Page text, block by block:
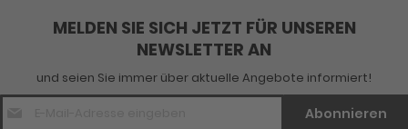
MELDEN SIE SICH JETZT FÜR UNSEREN
NEWSLETTER AN
und seien Sie immer über aktuelle Angebote informiert!
E-
Abonnieren